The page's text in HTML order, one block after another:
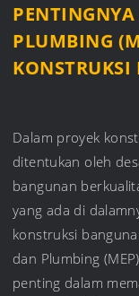
PLUMBING
KONSTRUKSI
Dalam proyek
ditentukan oleh
bangunan
yang ada di
konstruksi
dan Plumbing
penting dalam